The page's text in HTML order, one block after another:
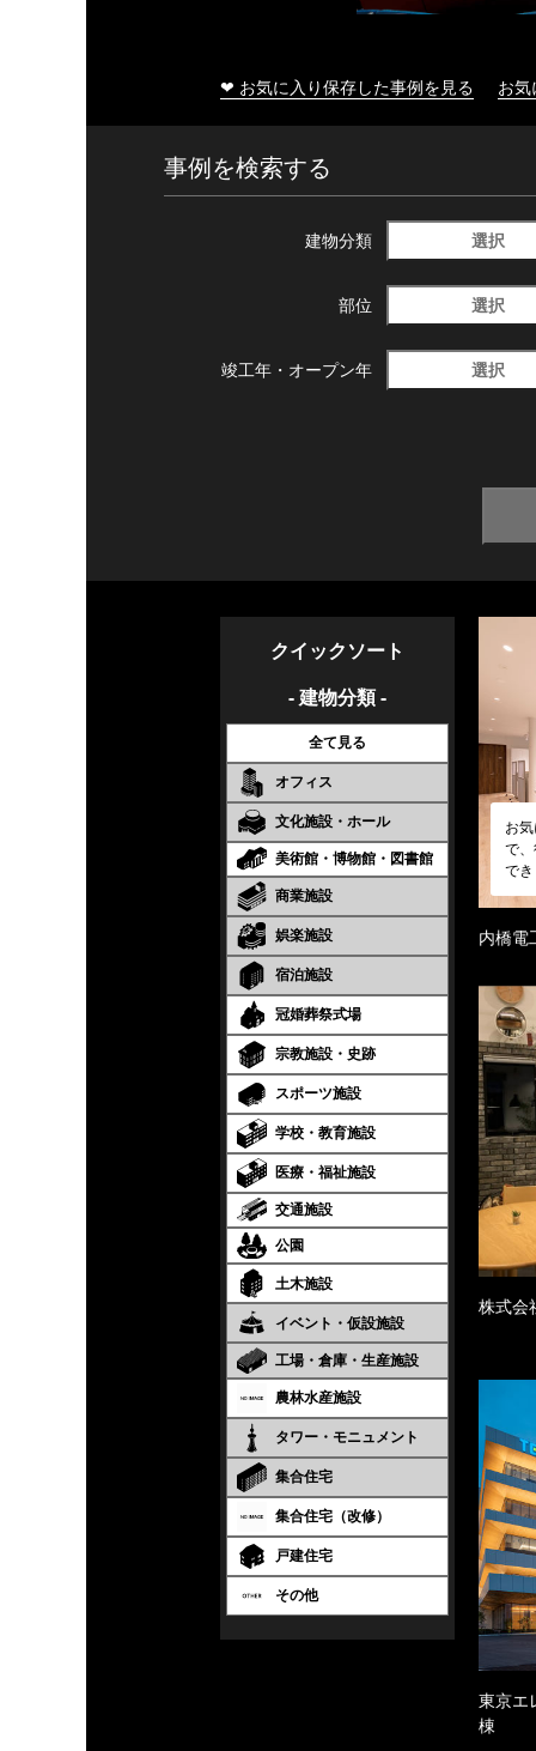
❤ お気に入り保存した事例を見る お
事例を検索する
建物分類 選択
部位 選択
竣工年・ オープン年 選択
クイックソート
- 建物分類 -
全て見る
オフィス
文化施設・ホール
美術館・博物館・図書館
商業施設
娯楽施設
宿泊施設
冠婚葬祭式場
宗教施設・史跡
スポーツ施設
学校・教育施設
医療・福祉施設
交通施設
公園
土木施設
イベント・仮設施設
工場・倉庫・生産施設
農林水産施設
タワー・モニュメント
集合住宅
集合住宅（改修）
戸建住宅
その他
お
で
で
内橋電
株式会
東京エ
棟